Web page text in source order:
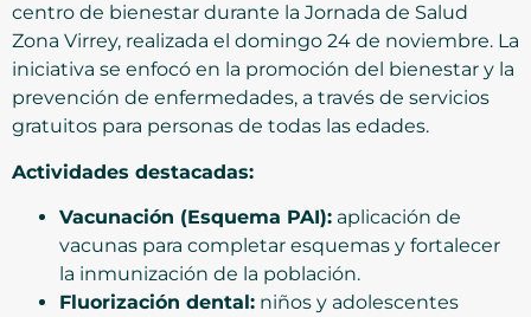
centro de bienestar durante la Jornada de Salud
Zona Virrey, realizada el domingo 24 de noviembre. La
iniciativa se enfocó en la promoción del bienestar y la
prevención de enfermedades, a través de servicios
gratuitos para personas de todas las edades.
Actividades destacadas:
Vacunación (Esquema PAI): aplicación de
vacunas para completar esquemas y fortalecer
la inmunización de la población.
Fluorización dental: niños y adolescentes